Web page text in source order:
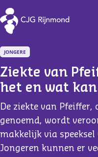
CJG Rijnmond
JONGERE
Ziekte van
het en wat kan
De ziekte van Pfeiffer,
genoemd, wordt
makkelijk via
Jongeren kunnen er